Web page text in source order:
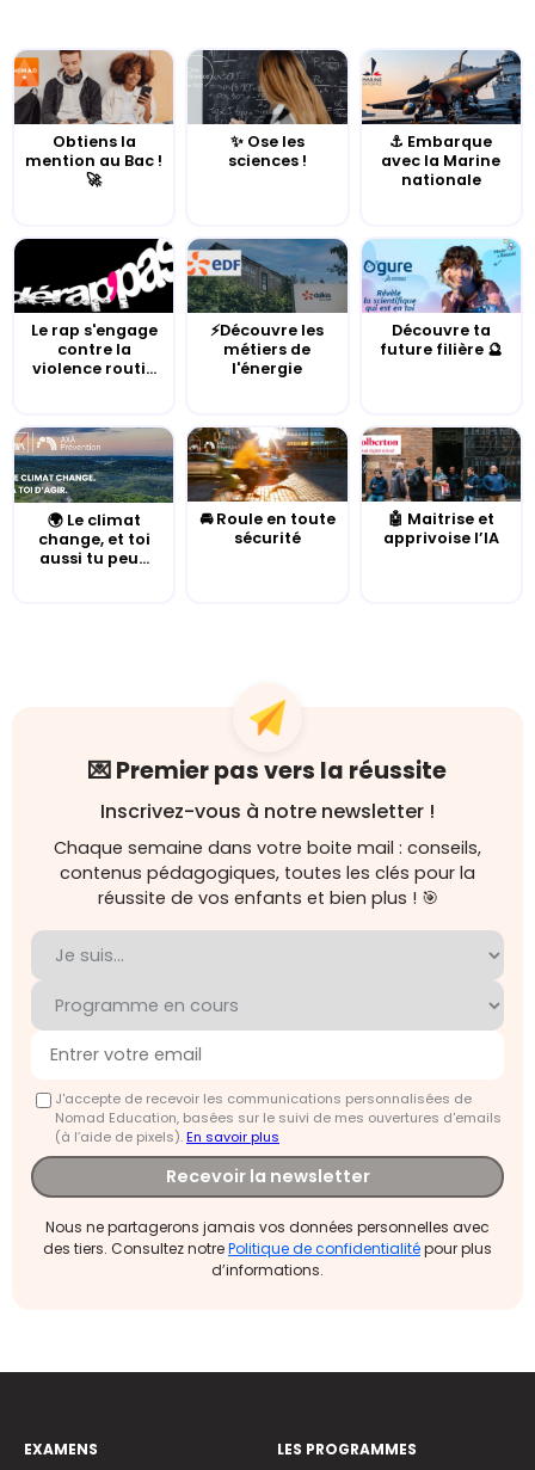
Obtiens la
mention au Bac !
🚀
✨ Ose les
sciences !
⚓️ Embarque
avec la Marine
nationale
Le rap s'engage
contre la
violence routi...
⚡Découvre les
métiers de
l'énergie
Découvre ta
future filière 🔮
🌍 Le climat
change, et toi
aussi tu peu...
🚘 Roule en toute
sécurité
🤖 Maitrise et
apprivoise l’IA
💌 Premier pas vers la réussite
Inscrivez-vous à notre newsletter !
Chaque semaine dans votre boite mail : conseils,
contenus pédagogiques, toutes les clés pour la
réussite de vos enfants et bien plus ! 🎯
J'accepte de recevoir les communications personnalisées de
Nomad Education, basées sur le suivi de mes ouvertures d'emails
(à l’aide de pixels).En savoir plus
Recevoir la newsletter
Nous ne partagerons jamais vos données personnelles avec
des tiers. Consultez notrePolitique de confidentialitépour plus
d’informations.
EXAMENS
LES PROGRAMMES